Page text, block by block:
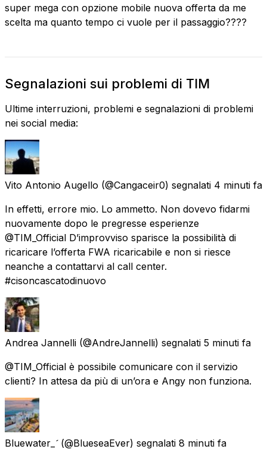
super mega con opzione mobile nuova offerta da me
scelta ma quanto tempo ci vuole per il passaggio????
Segnalazioni sui problemi di TIM
Ultime interruzioni, problemi e segnalazioni di problemi
nei social media:
Vito Antonio Augello (@Cangaceir0) segnalati 4 minuti fa
In effetti, errore mio. Lo ammetto. Non dovevo fidarmi
nuovamente dopo le pregresse esperienze
@TIM_Official D’improvviso sparisce la possibilità di
ricaricare l’offerta FWA ricaricabile e non si riesce
neanche a contattarvi al call center.
#cisoncascatodinuovo
Andrea Jannelli (@AndreJannelli) segnalati 5 minuti fa
@TIM_Official è possibile comunicare con il servizio
clienti? In attesa da più di un’ora e Angy non funziona.
Bluewater_ (@BlueseaEver) segnalati 8 minuti fa